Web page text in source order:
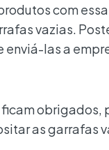
com
vazias.
las a
obrigados,
as garrafas